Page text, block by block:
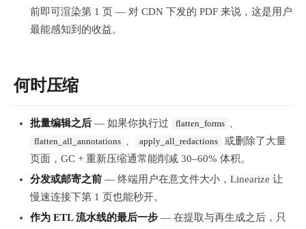
前即可渲染第 1 页 — 对 CDN 下发的 PDF 来说，这是用户
最能感知到的收益。
何时压缩
批量编辑之后 — 如果你执行过 flatten_forms
flatten_all_annotations apply_all_redactions
或删除了大量
页面，GC + 重新压缩通常能削减 30–60% 体积。
分发或邮寄之前 — 终端用户在意文件大小，Linearize 让
慢速连接下第 1 页也能秒开。
作为 ETL 流水线的最后一步 — 在提取与再生成之后，只